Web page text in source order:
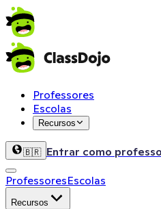
Professores
Escolas
Recursos
🇧🇷 Entrar como
ProfessoresEscolas
Recursos